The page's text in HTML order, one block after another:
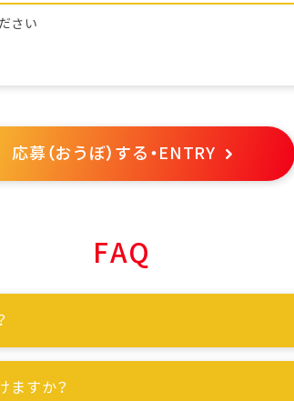
さい
応募（おうぼ）する・ENTRY
FAQ
ますか？